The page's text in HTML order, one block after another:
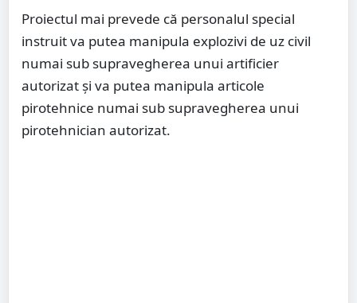
Proiectul mai prevede că personalul special
instruit va putea manipula explozivi de uz civil
numai sub supravegherea unui artificier
autorizat şi va putea manipula articole
pirotehnice numai sub supravegherea unui
pirotehnician autorizat.